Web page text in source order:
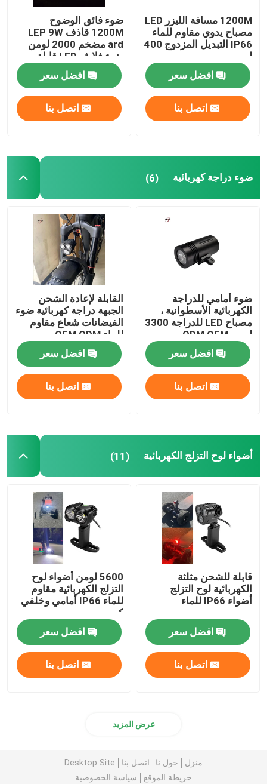
1200M مسافة الليزر LED
مصباح يدوي مقاوم للماء
IP66 التبديل المزدوج 400
لومن
افضل سعر
اتصل بنا
ضوء فائق الوضوح
1200M قاذف LEP 9W
ard مضخم 2000 لومن
ضوء فلاش LED قابلة
لإعادة الشحن
افضل سعر
اتصل بنا
ضوء دراجة كهربائية (6)
ضوء أمامي للدراجة
الكهربائية الأسطوانية ،
مصباح LED للدراجة 3300
لومن ODM OEM
افضل سعر
اتصل بنا
القابلة لإعادة الشحن
الجبهة دراجة كهربائية ضوء
الفيضانات شعاع مقاوم
للماء OEM ODM
افضل سعر
اتصل بنا
أضواء لوح التزلج الكهربائية (11)
قابلة للشحن مثلثة
الكهربائية لوح التزلج
أضواء IP66 للماء
افضل سعر
اتصل بنا
5600 لومن أضواء لوح
التزلج الكهربائية مقاوم
للماء IP66 أمامي وخلفي
كومبو
افضل سعر
اتصل بنا
عرض المزيد
منزل حول نا اتصل بنا
Desktop Site
خريطة الموقع
سياسة الخصوصية